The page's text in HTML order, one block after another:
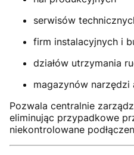
serwisów
firm instalacyjnych i
działów utrzymania
magazynów
Pozwala centralnie
eliminując przypadkowe
niekontrolowane